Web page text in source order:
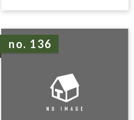
no. 136